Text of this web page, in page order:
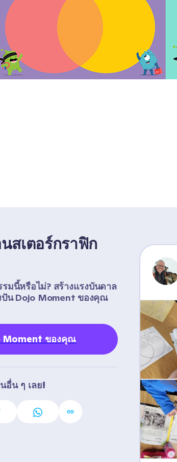
สเตอร์กราฟิก
มนี้หรือไม่? สร้างแรงบันดาล
ปัน Dojo Moment ของคุณ
Moment ของคุณ
อื่น ๆ เลย!